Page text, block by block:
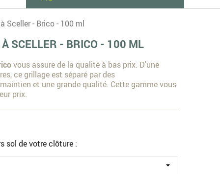
Sceller - Brico - 100 ml
SCELLER - BRICO - 100 ML
vous assure de la qualité à bas prix. D'une
ce grillage est séparé par des
et une grande qualité. Cette gamme vous
prix.
sol de votre clôture :